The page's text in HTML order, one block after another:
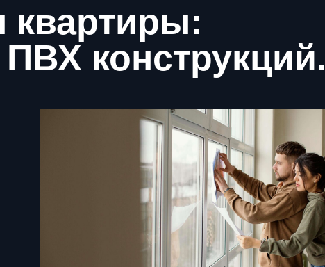
квартиры:
конструкций.